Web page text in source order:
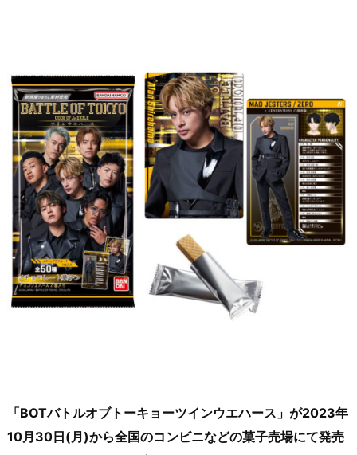
「BOTバトルオブトーキョーツインウエハース」が2023年
10月30日(月)から全国のコンビニなどの菓子売場にて発売